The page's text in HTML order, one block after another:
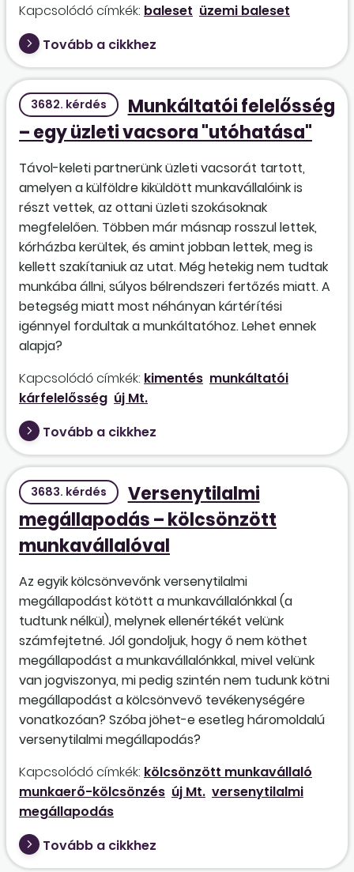
Kapcsolódó címkék: baleset üzemi baleset
Tovább a cikkhez
3682. kérdés
Munkáltatói felelősség
– egy üzleti vacsora "utóhatása"
Távol-keleti partnerünk üzleti vacsorát tartott,
amelyen a külföldre kiküldött munkavállalóink is
részt vettek, az ottani üzleti szokásoknak
megfelelően. Többen már másnap rosszul lettek,
kórházba kerültek, és amint jobban lettek, meg is
kellett szakítaniuk az utat. Még hetekig nem tudtak
munkába állni, súlyos bélrendszeri fertőzés miatt. A
betegség miatt most néhányan kártérítési
igénnyel fordultak a munkáltatóhoz. Lehet ennek
alapja?
Kapcsolódó címkék: kimentés munkáltatói
kárfelelősség új Mt.
Tovább a cikkhez
3683. kérdés
Versenytilalmi
megállapodás – kölcsönzött
munkavállalóval
Az egyik kölcsönvevőnk versenytilalmi
megállapodást kötött a munkavállalónkkal (a
tudtunk nélkül), melynek ellenértékét velünk
számfejtetné. Jól gondoljuk, hogy ő nem köthet
megállapodást a munkavállalónkkal, mivel velünk
van jogviszonya, mi pedig szintén nem tudunk kötni
megállapodást a kölcsönvevő tevékenységére
vonatkozóan? Szóba jöhet-e esetleg háromoldalú
versenytilalmi megállapodás?
Kapcsolódó címkék: kölcsönzött munkavállaló
munkaerő-kölcsönzés új Mt. versenytilalmi
megállapodás
Tovább a cikkhez